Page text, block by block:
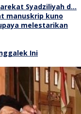
Syadziliyah d…
Ini